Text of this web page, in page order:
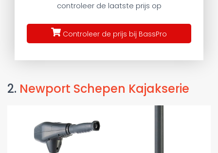
controleer de laatste prijs op
Controleer de prijs bij BassPro
2. Newport Schepen Kajakserie